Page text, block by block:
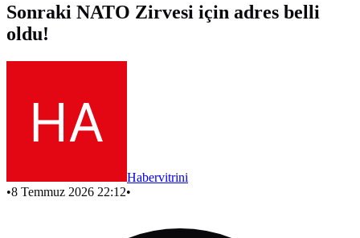
Sonraki NATO Zirvesi için adres belli
oldu!
Habervitrini
•8 Temmuz 2026 22:12•